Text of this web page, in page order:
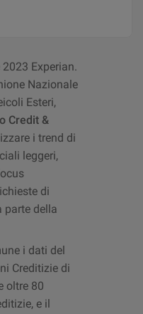
Experian.
Nazionale
Esteri,
Credit &
i trend di
leggeri,
di
parte della
i dati del
Creditizie di
oltre 80
e il